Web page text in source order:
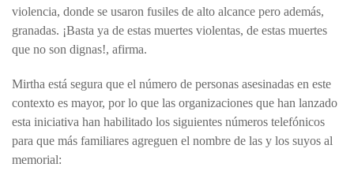
violencia, donde se usaron fusiles de alto alcance pero además,
granadas. ¡Basta ya de estas muertes violentas, de estas muertes
que no son dignas!, afirma.
Mirtha está segura que el número de personas asesinadas en este
contexto es mayor, por lo que las organizaciones que han lanzado
esta iniciativa han habilitado los siguientes números telefónicos
para que más familiares agreguen el nombre de las y los suyos al
memorial: